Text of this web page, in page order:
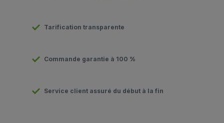
Tarification transparente
Commande garantie à 100 %
Service client assuré du début à la fin